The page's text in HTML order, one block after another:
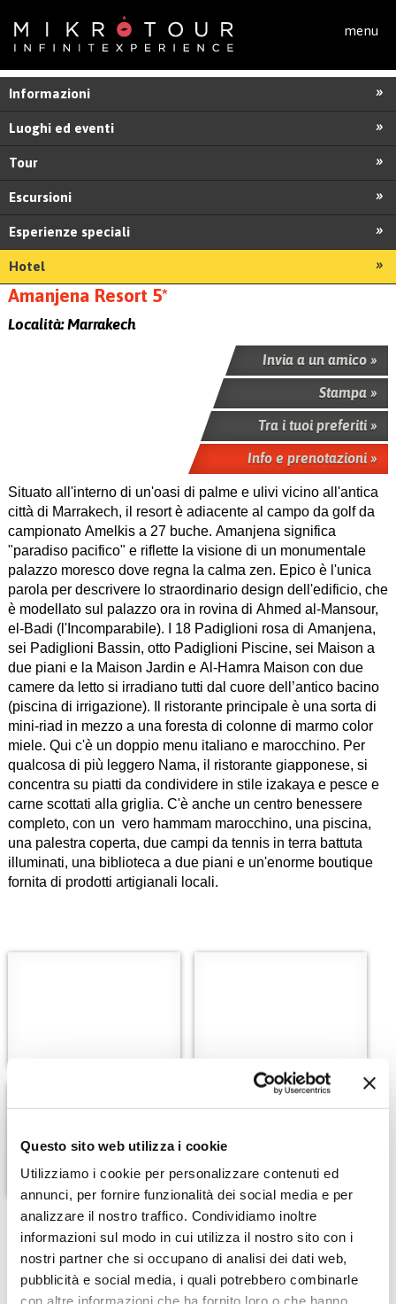
Questo sito web utilizza i cookie
Utilizziamo i cookie per personalizzare contenuti ed
annunci, per fornire funzionalità dei social media e per
analizzare il nostro traffico. Condividiamo inoltre
informazioni sul modo in cui utilizza il nostro sito con i
nostri partner che si occupano di analisi dei dati web,
pubblicità e social media, i quali potrebbero combinarle
con altre informazioni che ha fornito loro o che hanno
menu
Informazioni
Luoghi ed eventi
Tour
Escursioni
Esperienze speciali
Hotel
Amanjena Resort 5*
Località:Marrakech
Invia a un amico »
Stampa »
Tra i tuoi preferiti »
Info e prenotazioni »
Situato all'interno di un'oasi di palme e ulivi vicino all'antica
città di Marrakech, il resort è adiacente al campo da golf da
campionato Amelkis a 27 buche. Amanjena significa
"paradiso pacifico" e riflette la visione di un monumentale
palazzo moresco dove regna la calma zen. Epico è l'unica
parola per descrivere lo straordinario design dell'edificio, che
è modellato sul palazzo ora in rovina di Ahmed al-Mansour,
el-Badi (l'Incomparabile). I 18 Padiglioni rosa di Amanjena,
sei Padiglioni Bassin, otto Padiglioni Piscine, sei Maison a
due piani e la Maison Jardin e Al-Hamra Maison con due
camere da letto si irradiano tutti dal cuore dell’antico bacino
(piscina di irrigazione). Il ristorante principale è una sorta di
mini-riad in mezzo a una foresta di colonne di marmo color
miele. Qui c'è un doppio menu italiano e marocchino. Per
qualcosa di più leggero Nama, il ristorante giapponese, si
concentra su piatti da condividere in stile izakaya e pesce e
carne scottati alla griglia. C'è anche un centro benessere
completo, con un vero hammam marocchino, una piscina,
una palestra coperta, due campi da tennis in terra battuta
illuminati, una biblioteca a due piani e un'enorme boutique
fornita di prodotti artigianali locali.